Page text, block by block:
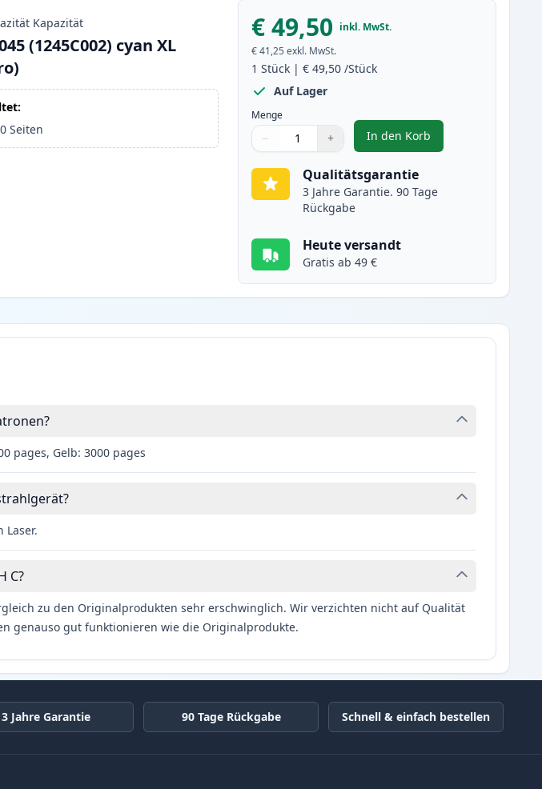
Kapazität
(1245C002) cyan XL
Seiten
€ 49,50 inkl. MwSt.
€ 41,25 exkl. MwSt.
1 Stück |€ 49,50 /Stück
Auf Lager
Menge
Menge
Verwenden Sie die Tasten, um anzupassen
− +
Menge 1
In den Korb
, Canon 045H / 045
Qualitätsgarantie
3 Jahre Garantie. 90 Tage
Rückgabe
Heute versandt
Gratis ab 49 €
pages, Gelb: 3000 pages
Laser.
C?
zu den Originalprodukten sehr erschwinglich. Wir verzichten nicht auf Qualität
genauso gut funktionieren wie die Originalprodukte.
3 Jahre Garantie 90 Tage Rückgabe Schnell & einfach bestellen